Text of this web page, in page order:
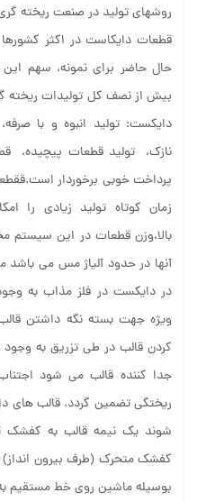
روشهای تولید در صنعت ریخته
قطعات دایکاست در اکثر
حال حاضر برای نمونه، سهم
بیش از نصف کل تولیدات ریخته
دایکست: تولید انبوه و با
نازک، تولید قطعات پیچیده،
پرداخت خوبی برخوردار
زمان کوتاه تولید زیادی را
بالا،وزن قطعات در این سیستم
آنها در حدود آلیاژ مس می باشد
در دایکست در فلز مذاب به
ویژه جهت بسته نگه داشتن
کردن قالب در طی تزریق به
جدا کننده قالب می شود
ریختگی تضمین گردد. قالب های
شوند یک نیمه قالب به کفشک
کفشک متحرک (طرف بیرون
بوسیله ماشین روی خط مستقیم